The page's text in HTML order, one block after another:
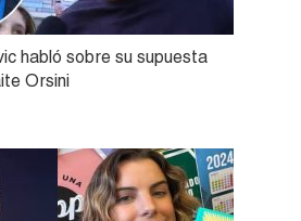
habló sobre su supuesta
Orsini